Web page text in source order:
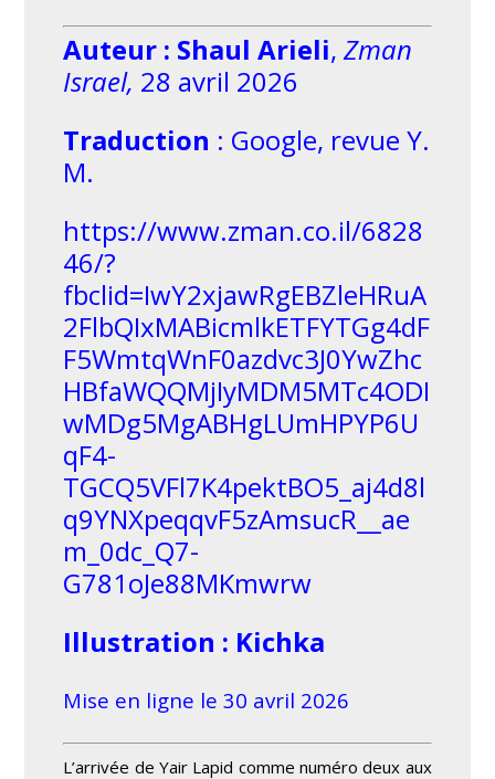
Auteur : Shaul Arieli,Zman
Israel, 28 avril 2026
Traduction : Google, revue Y.
M.
https://www.zman.co.il/6828
46/?
fbclid=IwY2xjawRgEBZleHRuA
2FlbQIxMABicmlkETFYTGg4dF
F5WmtqWnF0azdvc3J0YwZhc
HBfaWQQMjIyMDM5MTc4ODI
wMDg5MgABHgLUmHPYP6U
qF4-
TGCQ5VFl7K4pektBO5_aj4d8l
q9YNXpeqqvF5zAmsucR__ae
m_0dc_Q7-
G781oJe88MKmwrw
Illustration : Kichka
Mise en ligne le 30 avril 2026
L’arrivée de Yair Lapid comme numéro deux aux